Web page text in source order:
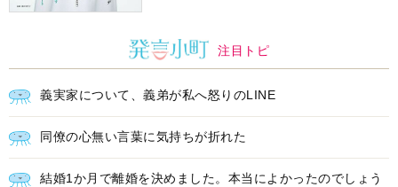
注目トピ
義実家について、義弟が私へ怒りのLINE
同僚の心無い言葉に気持ちが折れた
結婚1か月で離婚を決めました。本当によかったのでしょう